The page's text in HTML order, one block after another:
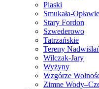
Piaski
Smukała-
Stary Fordon
Szwederowo
Tatrzańskie
Tereny
Wilczak-Jary
Wyżyny
Wzgórze
Zimne